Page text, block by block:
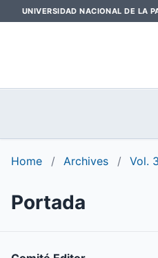
UNIVERSIDAD NACIONAL DE LA
Home / Archives / Vol.
Portada